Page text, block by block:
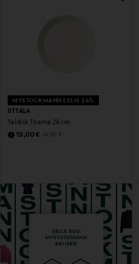
MYSTOCKMANN EELIS 24%
IITTALA
Taldrik Teema 26 cm
Discounted Price
19,00 € Original Price
24,90 €